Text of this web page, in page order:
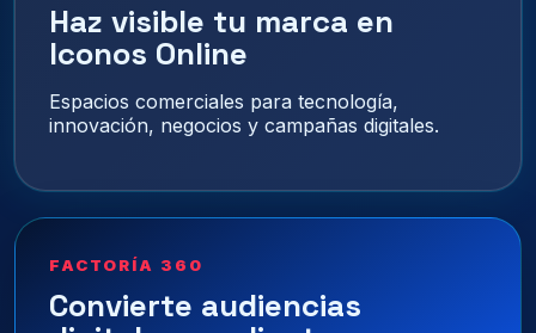
Haz visible tu marca en
Iconos Online
Espacios comerciales para tecnología,
innovación, negocios y campañas digitales.
FACTORÍA 360
Convierte audiencias